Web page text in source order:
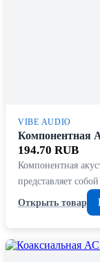
VIBE AUDIO
Компонентная
194.70 RUB
Компонентная
представляет
Открыть товар